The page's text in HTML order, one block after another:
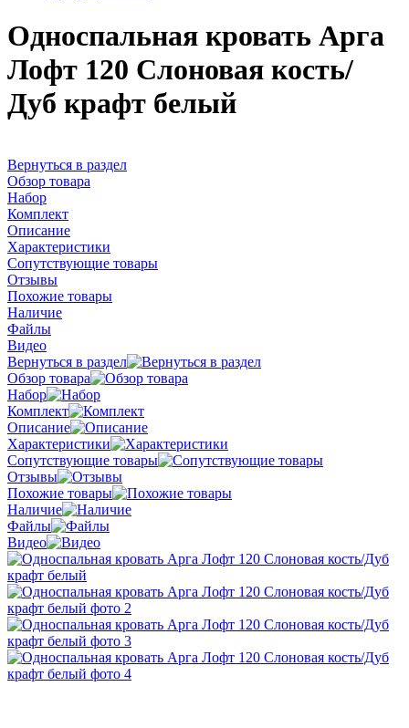
Односпальная кровать Арга
Лофт 120 Слоновая кость/
Дуб крафт белый
Вернуться в раздел
Обзор товара
Набор
Комплект
Описание
Характеристики
Сопутствующие товары
Отзывы
Похожие товары
Наличие
Файлы
Видео
Вернуться в раздел
Обзор товара
Набор
Комплект
Описание
Характеристики
Сопутствующие товары
Отзывы
Похожие товары
Наличие
Файлы
Видео